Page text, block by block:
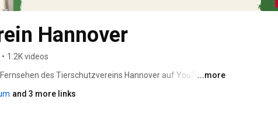
Hannover
• 1.2K videos
des Tierschutzvereins Hannover auf YouTube.
ist das einzige Tierschutz-Vereinsfernsehen
erwartet euch einmal im Monat eine Hunde-, Katzen
...more
and 3 more links